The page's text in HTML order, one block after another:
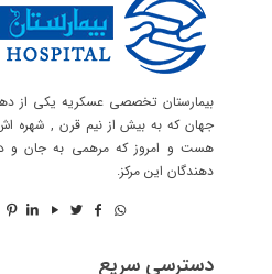
بیمارستان تخصصی عسکریه یکی از
جهان که به بیش از نیم قرن , شهره
هست و امروز که مرهمی به جان و دل
دهندگان این مرکز.
دسترسی سریع